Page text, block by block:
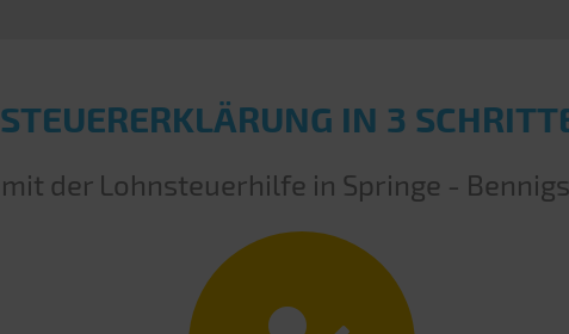
STEUERERKLÄRUNG IN 3
mit der Lohnsteuerhilfe in Springe -